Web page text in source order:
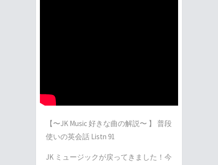
【〜JK Music 好きな曲の解説〜 】 普段
使いの英会話 Listn 91
JK ミュージックが戻ってきました！今